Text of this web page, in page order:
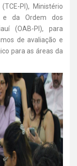
PI), Ministério
e da Ordem dos
(OAB-PI), para
de avaliação e
para as áreas da